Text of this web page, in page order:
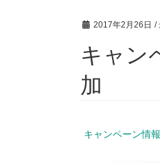
2017年2月26日 /
キャン
加
キャンペーン情報